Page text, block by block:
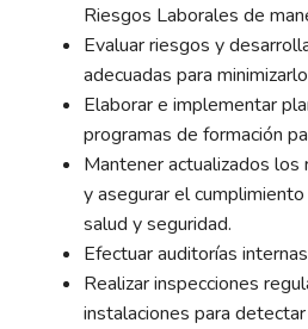
Riesgos Laborales de
Evaluar riesgos y
adecuadas para
Elaborar e implementar
programas de formación
Mantener actualizados
y asegurar el
salud y seguridad.
Efectuar auditorías
Realizar inspecciones
instalaciones para